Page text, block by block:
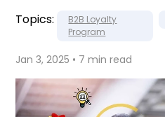
Topics:
B2B Loyalty
Program
Jan 3, 2025 • 7 min read